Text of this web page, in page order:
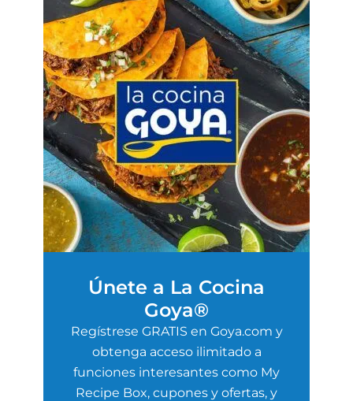
Únete a La Cocina
Goya®
Regístrese GRATIS en Goya.com y
obtenga acceso ilimitado a
funciones interesantes como My
Recipe Box, cupones y ofertas, y